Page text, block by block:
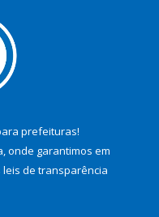
prefeituras!
onde garantimos em
leis de transparência